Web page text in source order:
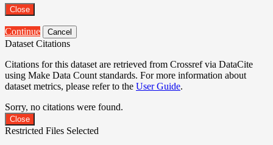
Close
Continue Cancel
Dataset Citations
Citations for this dataset are retrieved from Crossref via DataCite
using Make Data Count standards. For more information about
dataset metrics, please refer to the User Guide.
Sorry, no citations were found.
Close
Restricted Files Selected